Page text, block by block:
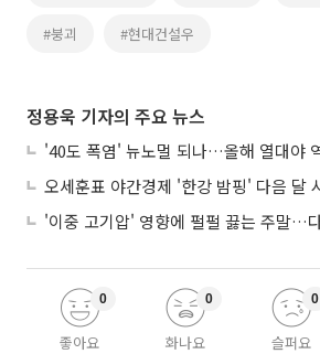
#붕괴 #현대건설우
정용욱 기자의 주요 뉴스
좋아요
0
화나요
0
슬퍼요
0